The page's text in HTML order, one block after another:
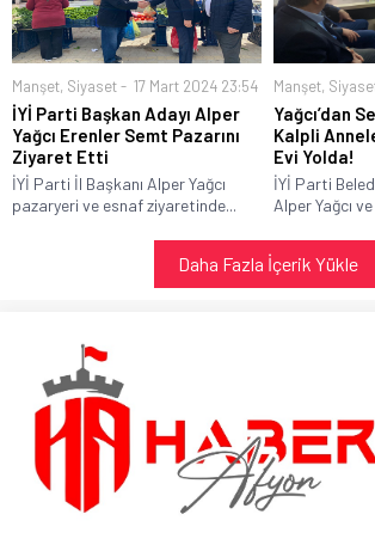
Manşet, Siyaset 17 Mart 2024 23:54
İYİ Parti Başkan Adayı Alper
Yağcı Erenler Semt Pazarını
Ziyaret Etti
İYİ Parti İl Başkanı Alper Yağcı
pazaryeri ve esnaf ziyaretinde...
Manşet,
Yağcı’dan
Kalpli
Evi Yolda!
İYİ Parti
Alper Yağcı
Daha Fazla İçerik Yükle